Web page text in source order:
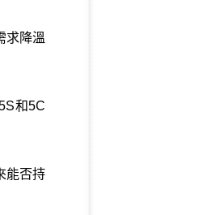
求降溫
和5C
能否持